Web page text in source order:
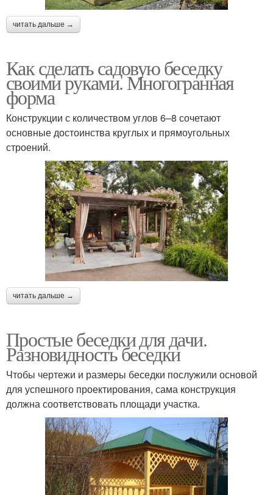
читать дальше →
Как сделать садовую беседку
своими руками. Многогранная
форма
Конструкции с количеством углов 6–8 сочетают
основные достоинства круглых и прямоугольных
строений.
читать дальше →
Простые беседки для дачи.
Разновидность беседки
Чтобы чертежи и размеры беседки послужили основой
для успешного проектирования, сама конструкция
должна соответствовать площади участка.